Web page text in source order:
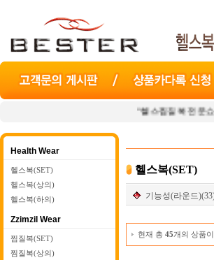
"헬스찜질복 전문쇼핑몰
Health Wear
헬스복(SET)
헬스복(상의)
헬스복(하의)
Zzimzil Wear
찜질복(SET)
찜질복(상의)
헬스복(SET)
기능성(라운드
현재 총 45개의 상품